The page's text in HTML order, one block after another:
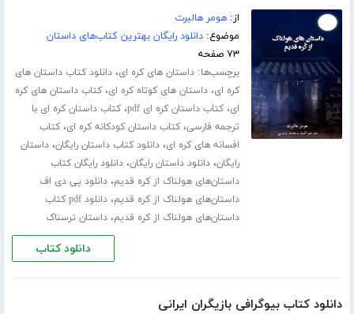
از:هومر هالبرت
موضوع:دانلود رایگان بهترین کتاب‌های داستان
۷۳ صفحه
برچسب‌ها:داستان های کره ای،دانلود کتاب داستان های
کره ای،داستان های کوتاه کره ای،کتاب داستان های کره
ای،کتاب داستان کره ای pdf ،کتاب داستان کره ای با
ترجمه فارسی،کتاب داستان کودکانه کره ای،کتاب
افسانه های کره ای،دانلود کتاب داستان رایگان،داستان
رایگان،دانلود داستان رایگان،دانلود رایگان کتاب
داستان‌های هولناک از کره قدیم،دانلود پی دی اف
داستان‌های هولناک از کره قدیم،
دانلود pdf کتاب
داستان‌های هولناک از کره قدیم،داستان ترسناک
دانلود کتاب
دانلود کتاب بیوگرافی بازیگران ایرانی